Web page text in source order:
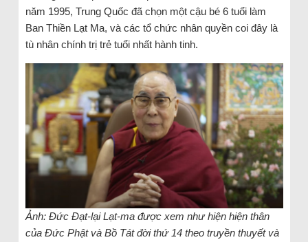
năm 1995, Trung Quốc đã chọn một cậu bé 6 tuổi làm
Ban Thiền Lạt Ma, và các tổ chức nhân quyền coi đây là
tù nhân chính trị trẻ tuổi nhất hành tinh.
Ảnh: Đức Đạt-lại Lạt-ma được xem như hiện hiện thân
của Đức Phật và Bồ Tát đời thứ 14 theo truyền thuyết và